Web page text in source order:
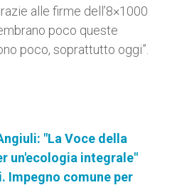
alle firme dell’8×1000
poco queste
poco, soprattutto oggi”.
"La Voce della
un'ecologia integrale"
Impegno comune per